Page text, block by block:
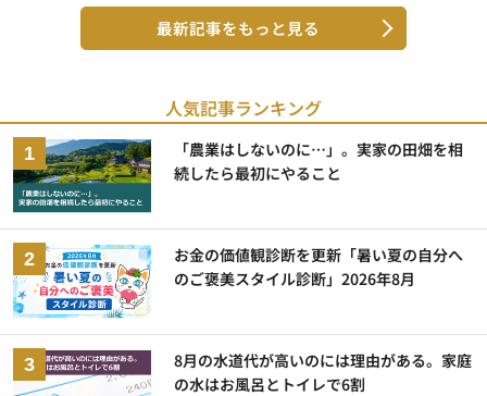
最新記事をもっと見る
人気記事ランキング
「農業はしないのに…」。実家の田畑を相
続したら最初にやること
お金の価値観診断を更新「暑い夏の自分へ
のご褒美スタイル診断」2026年8月
8月の水道代が高いのには理由がある。家庭
の水はお風呂とトイレで6割